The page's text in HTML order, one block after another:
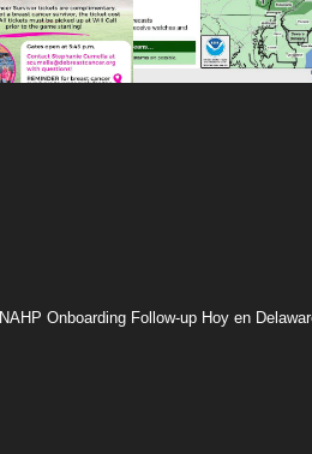
NAHP Onboarding Follow-up Hoy en